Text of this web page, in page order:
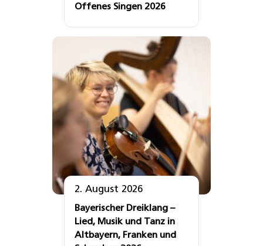
Offenes Singen 2026
2. August 2026
Bayerischer Dreiklang –
Lied, Musik und Tanz in
Altbayern, Franken und